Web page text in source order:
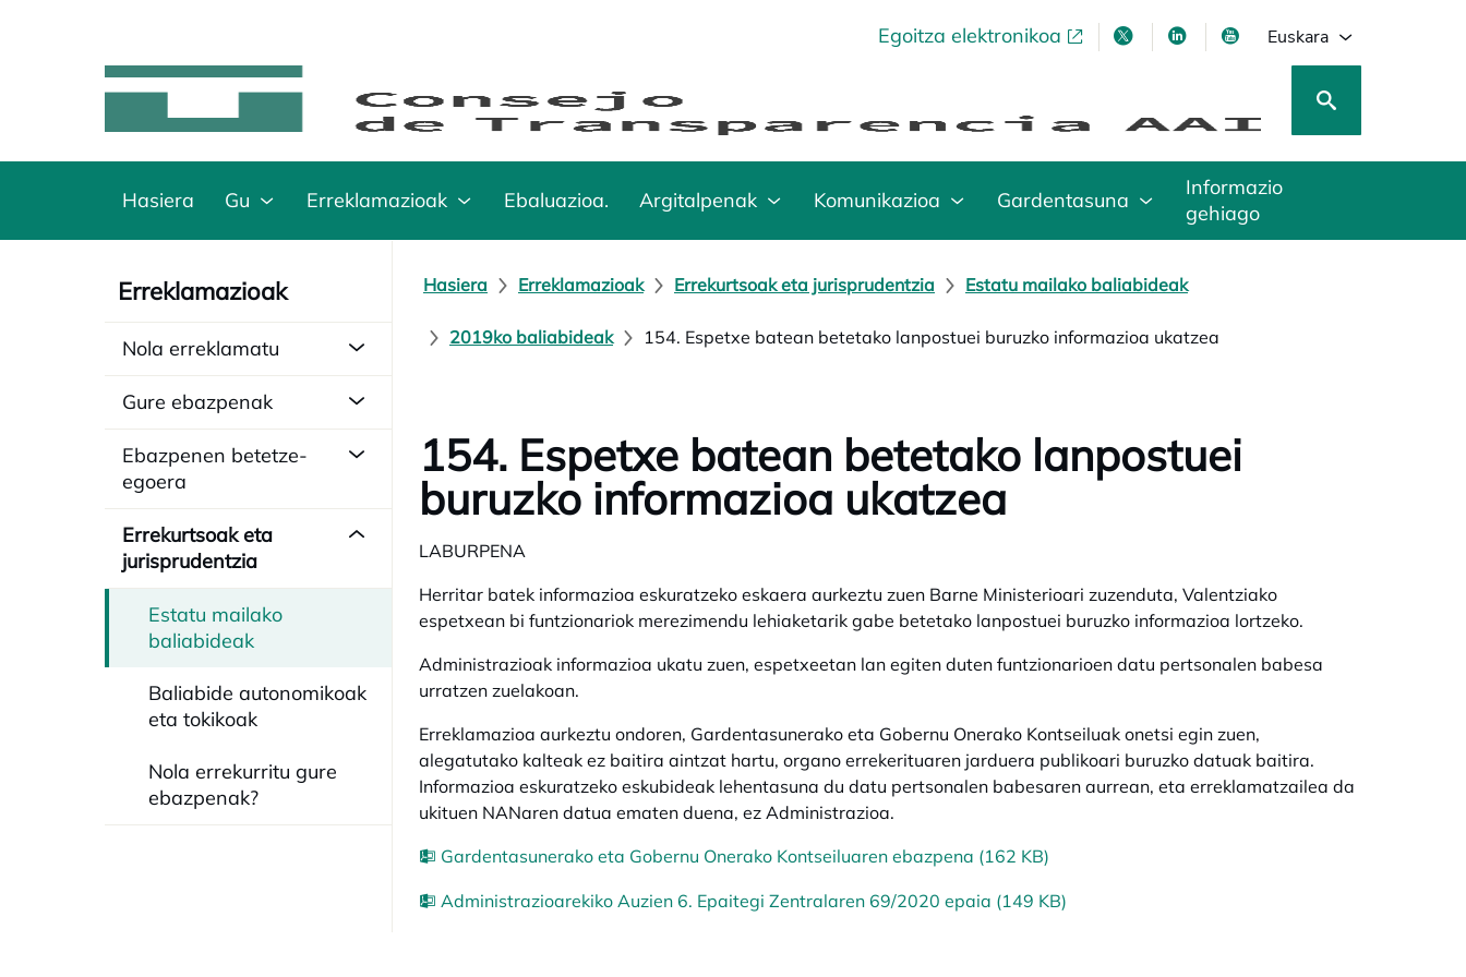
Egoitza elektronikoaopens in a new tabopens in a new tab
opens in a new tab
opens in a new tab
Euskara
Hasiera Gu Erreklamazioak Ebaluazioa. Argitalpenak Komunikazioa Gardentasuna
Informazio
gehiago
Erreklamazioak
Nola erreklamatu
Gure ebazpenak
Ebazpenen betetze-
egoera
Errekurtsoak eta
jurisprudentzia
Estatu mailako
baliabideak
Baliabide autonomikoak
eta tokikoak
Nola errekurritu gure
ebazpenak?
Hasiera Erreklamazioak Errekurtsoak eta jurisprudentzia Estatu mailako baliabideak
2019ko baliabideak 154. Espetxe batean betetako lanpostuei buruzko informazioa ukatzea
154. Espetxe batean betetako lanpostuei
buruzko informazioa ukatzea
LABURPENA
Herritar batek informazioa eskuratzeko eskaera aurkeztu zuen Barne Ministerioari zuzenduta, Valentziako
espetxean bi funtzionariok merezimendu lehiaketarik gabe betetako lanpostuei buruzko informazioa lortzeko.
Administrazioak informazioa ukatu zuen, espetxeetan lan egiten duten funtzionarioen datu pertsonalen babesa
urratzen zuelakoan.
Erreklamazioa aurkeztu ondoren, Gardentasunerako eta Gobernu Onerako Kontseiluak onetsi egin zuen,
alegatutako kalteak ez baitira aintzat hartu, organo errekerituaren jarduera publikoari buruzko datuak baitira.
Informazioa eskuratzeko eskubideak lehentasuna du datu pertsonalen babesaren aurrean, eta erreklamatzailea da
ukituen NANaren datua ematen duena, ez Administrazioa.
Gardentasunerako eta Gobernu Onerako Kontseiluaren ebazpena (162 KB)
Administrazioarekiko Auzien 6. Epaitegi Zentralaren 69/2020 epaia (149 KB)